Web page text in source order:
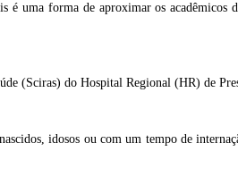
uma forma de aproximar os acadêmicos
(Sciras) do Hospital Regional (HR) de
idosos ou com um tempo de